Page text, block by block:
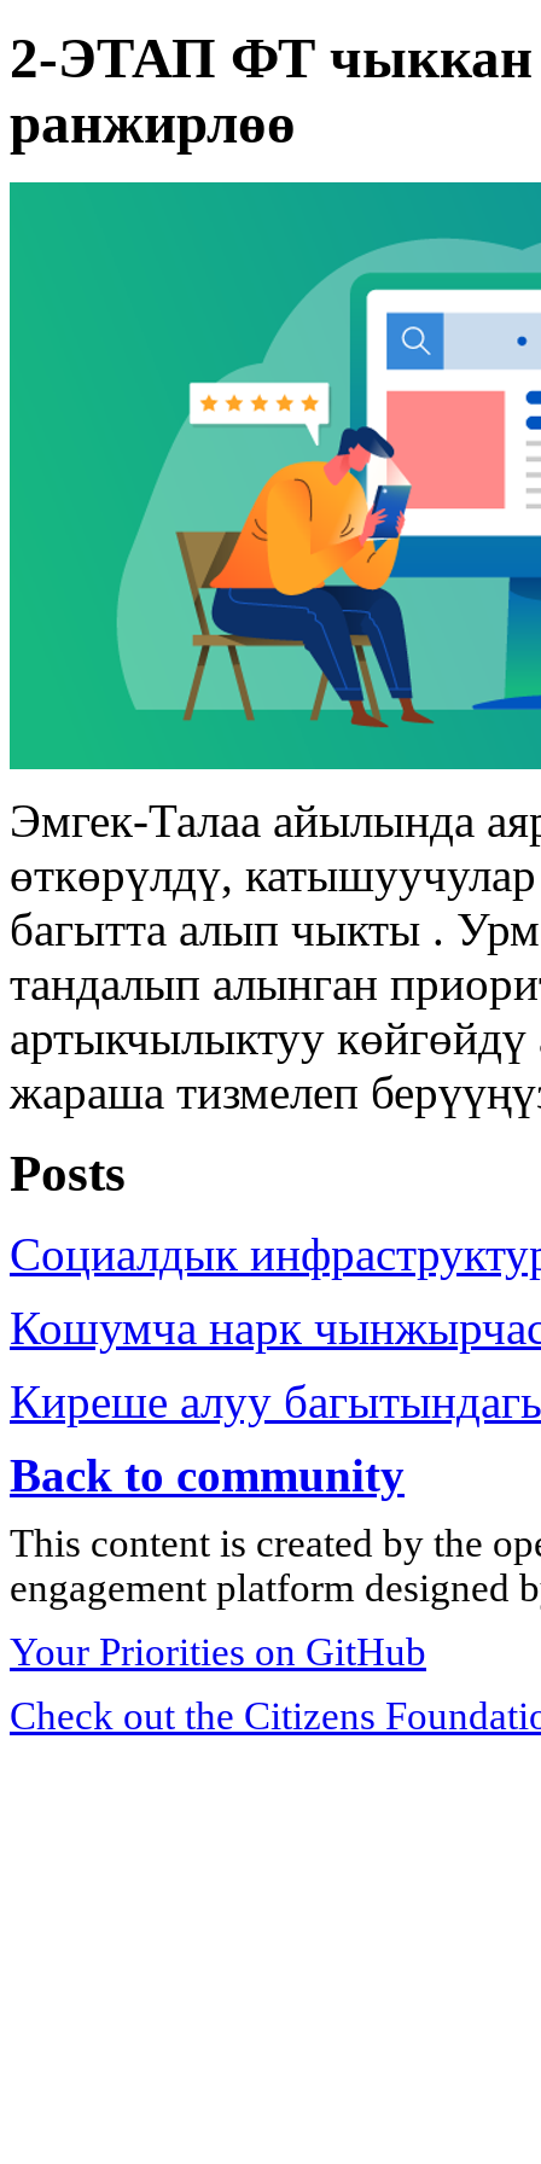
2-ЭТАП ФТ чыккан
ранжирлөө
Эмгек-Талаа айылында
өткөрүлдү,
багытта алып чыкты .
тандалып алынган
артыкчылыктуу көйгөйдү
жараша тизмелеп
Posts
Социалдык
Кошумча нарк
Киреше алуу
Back to community
This content is created by the
engagement platform designed
Your Priorities on GitHub
Check out the Citizens